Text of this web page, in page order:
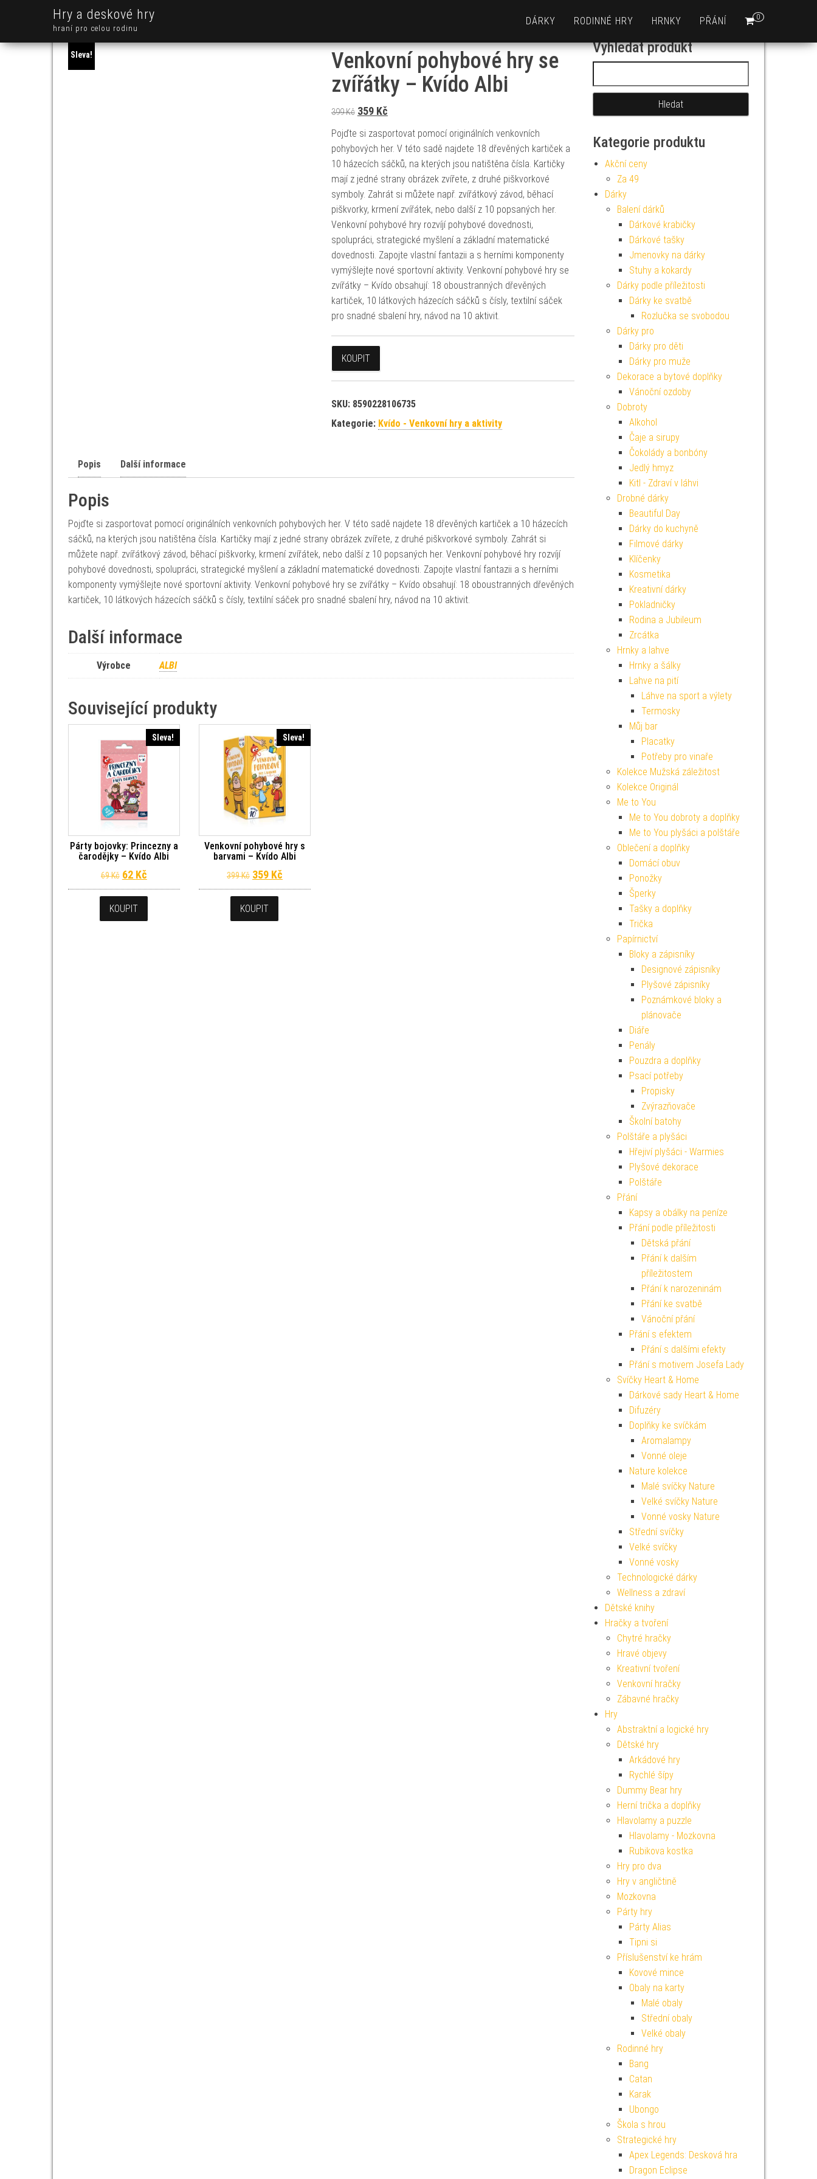
Hry a deskové hry
hraní pro celou rodinu
0
DÁRKY RODINNÉ HRY HRNKY PŘÁNÍ
Sleva!
Venkovní pohybové hry se
zvířátky – Kvído Albi
399Kč Původní cena byla: 399 Kč.
359 KčAktuální cena je: 359 Kč.
Pojďte si zasportovat pomocí originálních venkovních
pohybových her. V této sadě najdete 18 dřevěných kartiček a
10 házecích sáčků, na kterých jsou natištěna čísla. Kartičky
mají z jedné strany obrázek zvířete, z druhé piškvorkové
symboly. Zahrát si můžete např. zvířátkový závod, běhací
piškvorky, krmení zvířátek, nebo další z 10 popsaných her.
Venkovní pohybové hry rozvíjí pohybové dovednosti,
spolupráci, strategické myšlení a základní matematické
dovednosti. Zapojte vlastní fantazii a s herními komponenty
vymýšlejte nové sportovní aktivity. Venkovní pohybové hry se
zvířátky – Kvído obsahují: 18 oboustranných dřevěných
kartiček, 10 látkových házecích sáčků s čísly, textilní sáček
pro snadné sbalení hry, návod na 10 aktivit.
KOUPIT
SKU: 8590228106735
Kategorie: Kvído - Venkovní hry a aktivity
Popis Další informace
Popis
Pojďte si zasportovat pomocí originálních venkovních pohybových her. V této sadě najdete 18 dřevěných kartiček a 10 házecích
sáčků, na kterých jsou natištěna čísla. Kartičky mají z jedné strany obrázek zvířete, z druhé piškvorkové symboly. Zahrát si
můžete např. zvířátkový závod, běhací piškvorky, krmení zvířátek, nebo další z 10 popsaných her. Venkovní pohybové hry rozvíjí
pohybové dovednosti, spolupráci, strategické myšlení a základní matematické dovednosti. Zapojte vlastní fantazii a s herními
komponenty vymýšlejte nové sportovní aktivity. Venkovní pohybové hry se zvířátky – Kvído obsahují: 18 oboustranných dřevěných
kartiček, 10 látkových házecích sáčků s čísly, textilní sáček pro snadné sbalení hry, návod na 10 aktivit.
Další informace
Výrobce ALBI
Související produkty
Sleva!
Párty bojovky: Princezny a
čarodějky – Kvído Albi
69Kč Původní cena byla: 69 Kč.
62 KčAktuální cena je: 62 Kč.
KOUPIT
Sleva!
Venkovní pohybové hry s
barvami – Kvído Albi
399Kč Původní cena byla: 399 Kč.
359 KčAktuální cena je: 359 Kč.
KOUPIT
Vyhledat produkt
Kategorie produktu
Akční ceny
Za 49
Dárky
Balení dárků
Dárkové krabičky
Dárkové tašky
Jmenovky na dárky
Stuhy a kokardy
Dárky podle příležitosti
Dárky ke svatbě
Rozlučka se svobodou
Dárky pro
Dárky pro děti
Dárky pro muže
Dekorace a bytové doplňky
Vánoční ozdoby
Dobroty
Alkohol
Čaje a sirupy
Čokolády a bonbóny
Jedlý hmyz
Kitl - Zdraví v láhvi
Drobné dárky
Beautiful Day
Dárky do kuchyně
Filmové dárky
Klíčenky
Kosmetika
Kreativní dárky
Pokladničky
Rodina a Jubileum
Zrcátka
Hrnky a lahve
Hrnky a šálky
Lahve na pití
Láhve na sport a výlety
Termosky
Můj bar
Placatky
Potřeby pro vinaře
Kolekce Mužská záležitost
Kolekce Originál
Me to You
Me to You dobroty a doplňky
Me to You plyšáci a polštáře
Oblečení a doplňky
Domácí obuv
Ponožky
Šperky
Tašky a doplňky
Trička
Papírnictví
Bloky a zápisníky
Designové zápisníky
Plyšové zápisníky
Poznámkové bloky a
plánovače
Diáře
Penály
Pouzdra a doplňky
Psací potřeby
Propisky
Zvýrazňovače
Školní batohy
Polštáře a plyšáci
Hřejiví plyšáci - Warmies
Plyšové dekorace
Polštáře
Přání
Kapsy a obálky na peníze
Přání podle příležitosti
Dětská přání
Přání k dalším
příležitostem
Přání k narozeninám
Přání ke svatbě
Vánoční přání
Přání s efektem
Přání s dalšími efekty
Přání s motivem Josefa Lady
Svíčky Heart & Home
Dárkové sady Heart & Home
Difuzéry
Doplňky ke svíčkám
Aromalampy
Vonné oleje
Nature kolekce
Malé svíčky Nature
Velké svíčky Nature
Vonné vosky Nature
Střední svíčky
Velké svíčky
Vonné vosky
Technologické dárky
Wellness a zdraví
Dětské knihy
Hračky a tvoření
Chytré hračky
Hravé objevy
Kreativní tvoření
Venkovní hračky
Zábavné hračky
Hry
Abstraktní a logické hry
Dětské hry
Arkádové hry
Rychlé šípy
Dummy Bear hry
Herní trička a doplňky
Hlavolamy a puzzle
Hlavolamy - Mozkovna
Rubikova kostka
Hry pro dva
Hry v angličtině
Mozkovna
Párty hry
Párty Alias
Tipni si
Příslušenství ke hrám
Kovové mince
Obaly na karty
Malé obaly
Střední obaly
Velké obaly
Rodinné hry
Bang
Catan
Karak
Ubongo
Škola s hrou
Strategické hry
Apex Legends: Desková hra
Dragon Eclipse